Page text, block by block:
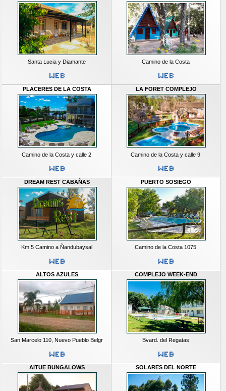
Santa Lucia y Diamante Camino de la Costa
PLACERES DE LA COSTA
Camino de la Costa y calle 2
LA FORET COMPLEJO
Camino de la Costa y calle 9
DREAM REST CABAÑAS
Km 5 Camino a Ñandubaysal
PUERTO SOSIEGO
Camino de la Costa 1075
ALTOS AZULES
San Marcelo 110, Nuevo Pueblo Belgr
COMPLEJO WEEK-END
Bvard. del Regatas
AITUE BUNGALOWS SOLARES DEL NORTE